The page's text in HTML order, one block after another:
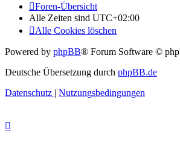
Foren-Übersicht
Alle Zeiten sind UTC+02:00
Alle Cookies löschen
Powered by phpBB® Forum Software ©
Deutsche Übersetzung durch phpBB.de
Datenschutz | Nutzungsbedingungen